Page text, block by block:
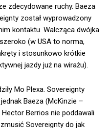
zdecydowane ruchy. Baeza
został wyprowadzony
kontaktu. Walcząca dwójka
(w USA to norma,
i stosunkowo krótkie
jazdy już na wirażu).
Mo Plexa. Sovereignty
Baeza (McKinzie –
Berrios nie poddawali
Sovereignty do jak